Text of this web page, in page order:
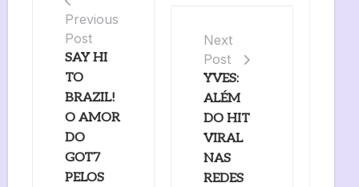
Previous
Post
SAY HI
TO
BRAZIL!
O AMOR
DO
GOT7
PELOS
Next
Post
YVES:
ALÉM
DO HIT
VIRAL
NAS
REDES